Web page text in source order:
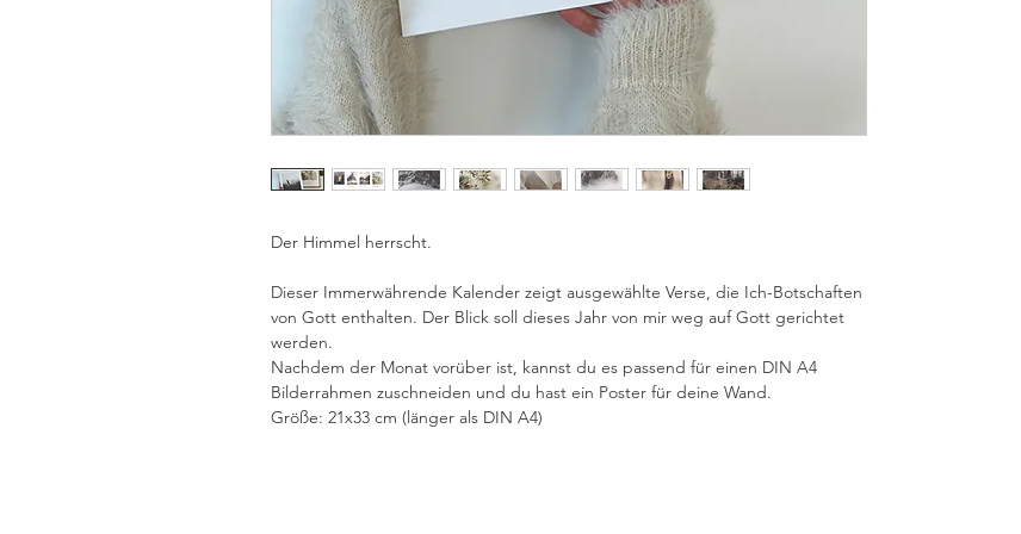
Der Himmel herrscht.
Dieser Immerwährende Kalender zeigt ausgewählte Verse, die Ich-Botschaften
von Gott enthalten. Der Blick soll dieses Jahr von mir weg auf Gott gerichtet
werden.
Nachdem der Monat vorüber ist, kannst du es passend für einen DIN A4
Bilderrahmen zuschneiden und du hast ein Poster für deine Wand.
Größe: 21x33 cm (länger als DIN A4)